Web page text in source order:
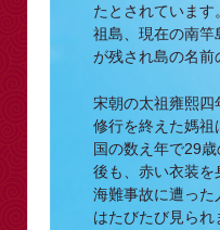
たとされていま
祖島、現在の南竿
が残され島の名前
宋朝の太祖雍熙四
修行を終えた媽祖
国の数え年で29
後も、赤い衣装を
海難事故に遭った
はたびたび見ら